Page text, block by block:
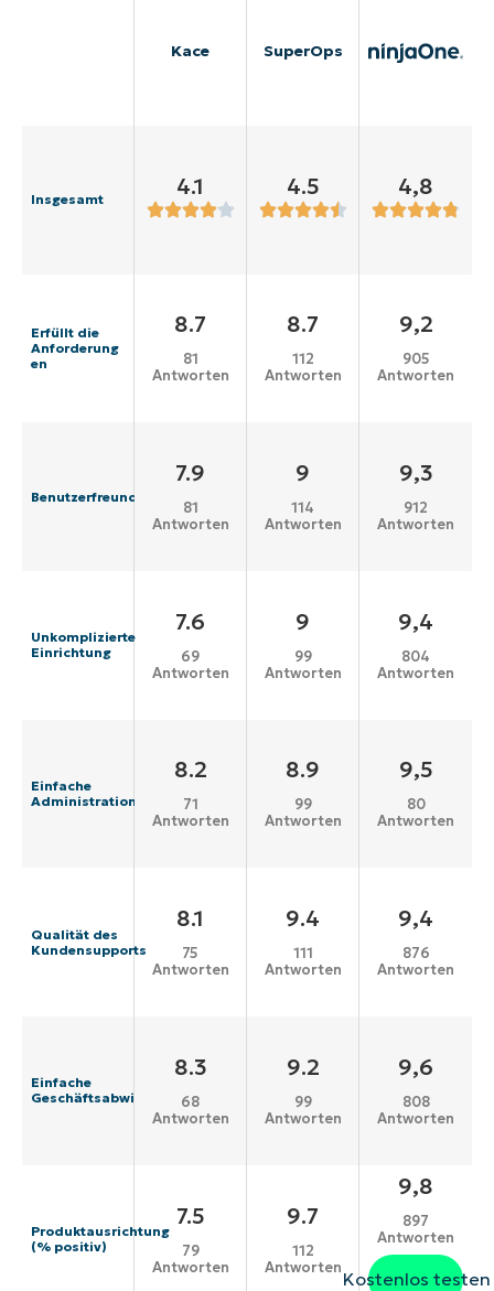
Kace SuperOps
Insgesamt 4.1 4.5 4,8
Erfüllt die
Anforderung
en
8.7
81
Antworten
8.7
112
Antworten
9,2
905
Antworten
Benutzerfreundlichkeit
7.9
81
Antworten
9
114
Antworten
9,3
912
Antworten
Unkomplizierte
Einrichtung
7.6
69
Antworten
9
99
Antworten
9,4
804
Antworten
Einfache
Administration
8.2
71
Antworten
8.9
99
Antworten
9,5
80
Antworten
Qualität des
Kundensupports
8.1
75
Antworten
9.4
111
Antworten
9,4
876
Antworten
Einfache
Geschäftsabwicklung
8.3
68
Antworten
9.2
99
Antworten
9,6
808
Antworten
Produktausrichtung
(% positiv)
7.5
79
Antworten
9.7
112
Antworten
9,8
897
Antworten
Kostenlos testen